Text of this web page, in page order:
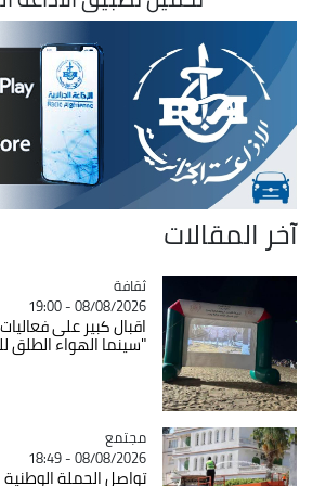
آخر المقالات
Catégorie
ثقافة
08/08/2026 - 19:00
اقبال كبير على فعاليات
"سينما الهواء الطلق
Catégorie
مجتمع
08/08/2026 - 18:49
تواصل الحملة الوطنية